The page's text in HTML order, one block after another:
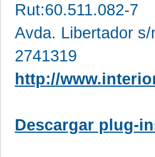
Rut:60.511.082-7
Avda. Libertador
2741319
http://
Descargar plug-